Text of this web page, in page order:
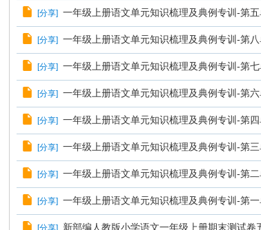
[分享] 一年级上册语文单元知识梳理及典例专训-第
[分享] 一年级上册语文单元知识梳理及典例专训-第
[分享] 一年级上册语文单元知识梳理及典例专训-第
[分享] 一年级上册语文单元知识梳理及典例专训-第
[分享] 一年级上册语文单元知识梳理及典例专训-第
[分享] 一年级上册语文单元知识梳理及典例专训-第
[分享] 一年级上册语文单元知识梳理及典例专训-第
[分享] 一年级上册语文单元知识梳理及典例专训-第
[分享] 新部编人教版小学语文一年级上册期末测试卷